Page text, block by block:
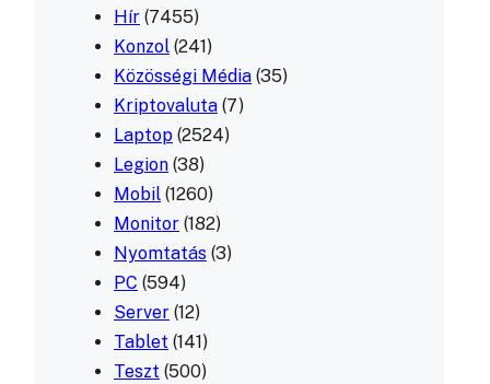
Hír (7455)
Konzol (241)
Közösségi Média (35)
Kriptovaluta (7)
Laptop (2524)
Legion (38)
Mobil (1260)
Monitor (182)
Nyomtatás (3)
PC (594)
Server (12)
Tablet (141)
Teszt (500)